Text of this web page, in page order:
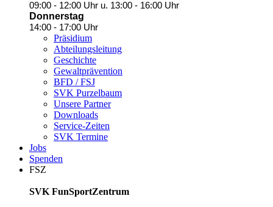
09:00 - 12:00 Uhr u. 13:00 - 16:00 Uhr
Donnerstag
14:00 - 17:00 Uhr
Präsidium
Abteilungsleitung
Geschichte
Gewaltprävention
BFD / FSJ
SVK Purzelbaum
Unsere Partner
Downloads
Service-Zeiten
SVK Termine
Jobs
Spenden
FSZ
SVK FunSportZentrum